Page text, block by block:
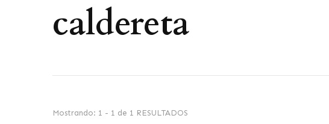
caldereta
Mostrando: 1 - 1 de 1 RESULTADOS